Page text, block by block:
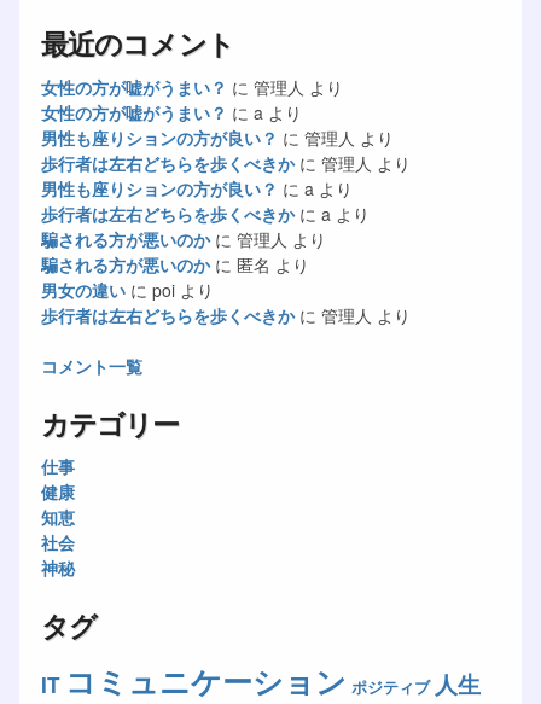
最近のコメント
女性の方が嘘がうまい？ に 管理人 より
女性の方が嘘がうまい？ に a より
男性も座りションの方が良い？ に 管理人 より
歩行者は左右どちらを歩くべきかに 管理人 より
男性も座りションの方が良い？ に a より
歩行者は左右どちらを歩くべきかに a より
騙される方が悪いのかに 管理人 より
騙される方が悪いのかに 匿名 より
男女の違いに poiより
歩行者は左右どちらを歩くべきかに 管理人 より
コメント一覧
カテゴリー
仕事
健康
知恵
社会
神秘
タグ
IT コミュニケーション ポジティブ 人生